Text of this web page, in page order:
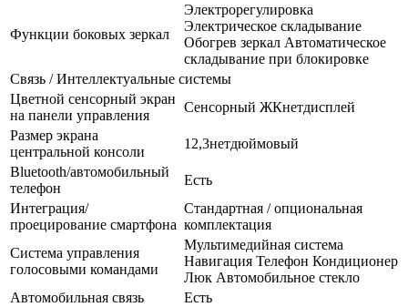
Функции боковых зеркал
Электрорегулировка
Электрическое складывание
Обогрев зеркал Автоматическое
складывание при блокировке
Связь / Интеллектуальные системы
Цветной сенсорный экран
на панели управления
Сенсорный ЖКнетдисплей
Размер экрана
центральной консоли
12,3нетдюймовый
Bluetooth/автомобильный
телефон
Есть
Интеграция/
проецирование смартфона
Стандартная / опциональная
комплектация
Система управления
голосовыми командами
Мультимедийная система
Навигация Телефон Кондиционер
Люк Автомобильное стекло
Автомобильная связь
Есть